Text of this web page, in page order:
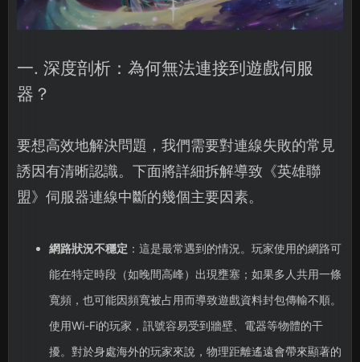
一. 深度剖析：為何無法連接到遊戲伺服
器？
要想高效地解決問題，我們需要對連線失敗的常見
誘因有清晰認識。下面將詳細拆解導致《英雄聯
盟》伺服器連線中斷的幾個主要因素。
網路狀況不穩定 ：這是最常遇到的情況。玩家使用的網路可
能在特定時段（如晚間高峰）出現壅塞；如果多人共用一條
寬頻，也可能因頻寬被占用而導致遊戲資料封包傳輸不順。
使用Wi-Fi的玩家，訊號容易受到牆壁、電器等物體的干
擾。對於身處海外的玩家來說，物理距離遙遠會帶來顯著的